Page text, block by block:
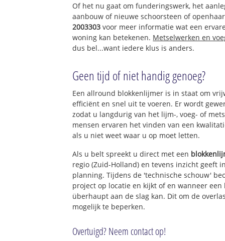
Of het nu gaat om funderingswerk, het
aanbouw of nieuwe schoorsteen of
2003303 voor meer informatie wat een
woning kan betekenen. Metselwerken en
dus bel...want iedere klus is anders.
Geen tijd of niet handig genoeg?
Een allround blokkenlijmer is in staat om
efficiënt en snel uit te voeren. Er wordt
zodat u langdurig van het lijm-, voeg- of
mensen ervaren het vinden van een
als u niet weet waar u op moet letten.
Als u belt spreekt u direct met een
regio (Zuid-Holland) en tevens inzicht geeft
planning. Tijdens de 'technische schouw'
project op locatie en kijkt of en wanneer
überhaupt aan de slag kan. Dit om de
mogelijk te beperken.
Overtuigd? Neem contact op!